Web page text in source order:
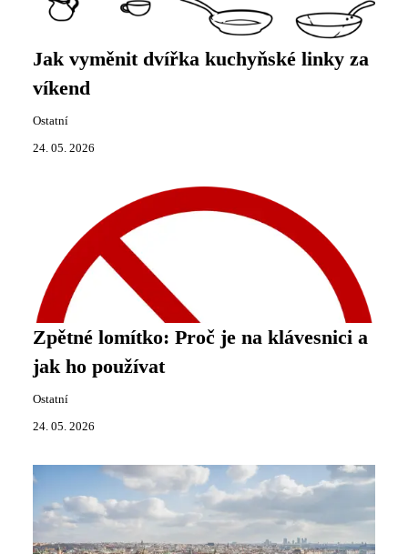
Jak vyměnit dvířka kuchyňské linky za
víkend
Ostatní
24. 05. 2026
Zpětné lomítko: Proč je na klávesnici a
jak ho používat
Ostatní
24. 05. 2026